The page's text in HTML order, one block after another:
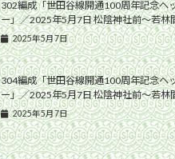
302編成「世田谷線開通100周年記念ヘ
ー」／2025年5月7日 松陰神社前〜若林
2025年5月7日
304編成「世田谷線開通100周年記念ヘ
ー」／2025年5月7日 松陰神社前〜若林
2025年5月7日